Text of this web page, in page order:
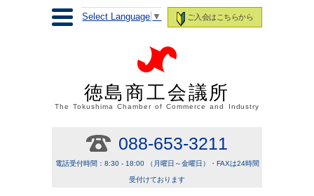
ご入会はこちらから
Select Language ▼
徳島商工会議所
The Tokushima Chamber of Commerce and Industry
088-653-3211
電話受付時間：8:30 - 18:00 （月曜日～金曜日）・FAXは24時間
受付けております